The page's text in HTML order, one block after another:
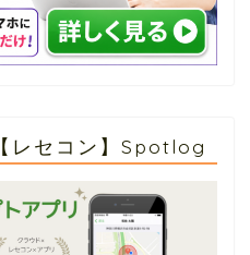
レセコン】Spotlog